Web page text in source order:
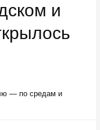
и
— по средам и